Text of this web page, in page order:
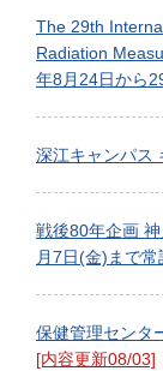
The 29th
Radiation
年8月24日から
深江キャンパス
戦後80年企画
月7日(金)まで
保健管理センタ
[内容更新08/03]